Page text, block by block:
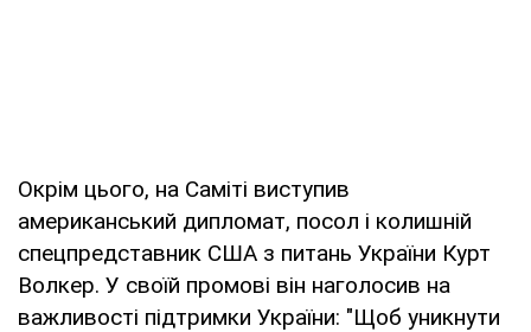
Окрім цього, на Саміті виступив
американський дипломат, посол і колишній
спецпредставник США з питань України Курт
Волкер. У своїй промові він наголосив на
важливості підтримки України: "Щоб уникнути